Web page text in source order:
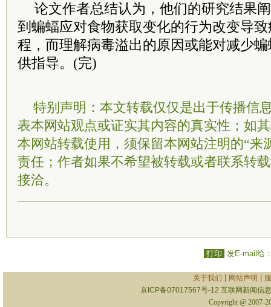
论文作者总结认为，他们的研究结果
到蝙蝠应对食物获取变化的行为改变导
程，而理解病毒溢出的原因或能对减少
供指导。(完)
特别声明：本文转载仅仅是出于传播信
表本网站观点或证实其内容的真实性；如
本网站转载使用，须保留本网站注明的“来
责任；作者如果不希望被转载或者联系转
接洽。
打印 发E-mail给
关于我们 网站声明
京ICP备07017567号-12 互联网新闻信
Copyright @ 2007-